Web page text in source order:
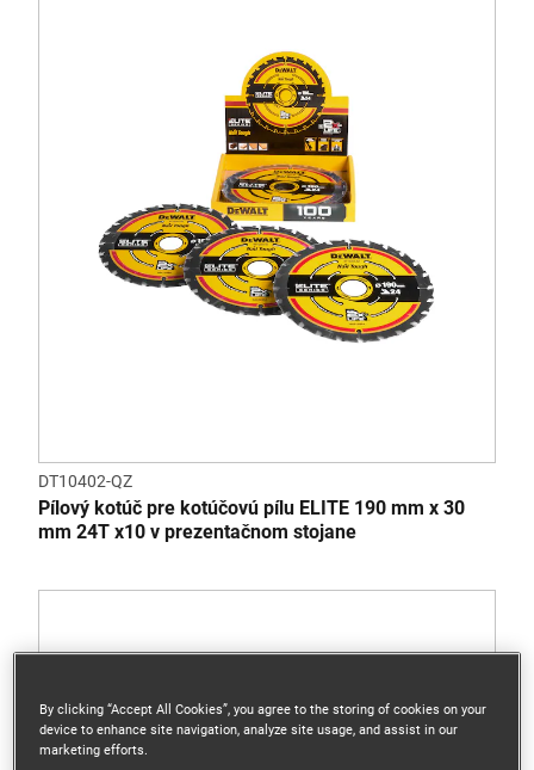
DT10402-QZ
Pílový kotúč pre kotúčovú pílu ELITE 190 mm x 30
mm 24T x10 v prezentačnom stojane
By clicking “Accept All Cookies”, you agree to the storing of cookies on your
device to enhance site navigation, analyze site usage, and assist in our
marketing efforts.